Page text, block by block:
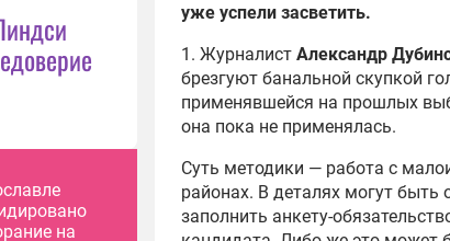
на
уже успели засветить.
1. Журналист Александр
брезгуют банальной скупкой
применявшейся на прошлых
она пока не применялась.
Суть методики — работа с
районах. В деталях могут
заполнить анкету-